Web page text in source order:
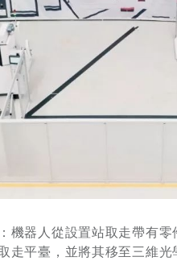
機器人從設置站取走帶有
走平臺，並將其移至三維